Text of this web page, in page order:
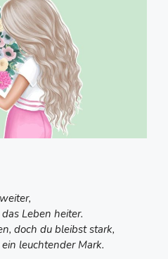
Leben heiter.
doch du bleibst stark,
leuchtender Mark.